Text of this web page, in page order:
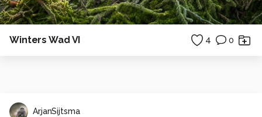
Winters Wad VI 4 0
ArjanSijtsma